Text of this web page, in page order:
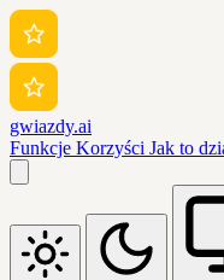
gwiazdy.ai
Funkcje Korzyści Jak to